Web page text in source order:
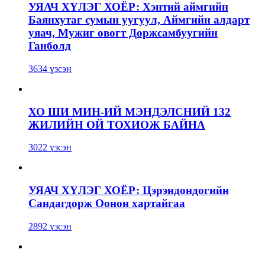
УЯАЧ ХҮЛЭГ ХОЁР: Хэнтий аймгийн
Баянхутаг сумын уугуул, Аймгийн алдарт
уяач, Мужиг овогт Доржсамбуугийн
Ганболд
3634 үзсэн
ХО ШИ МИН-ИЙ МЭНДЭЛСНИЙ 132
ЖИЛИЙН ОЙ ТОХИОЖ БАЙНА
3022 үзсэн
УЯАЧ ХҮЛЭГ ХОЁР: Цэрэндондогийн
Сандагдорж Оонон хартайгаа
2892 үзсэн